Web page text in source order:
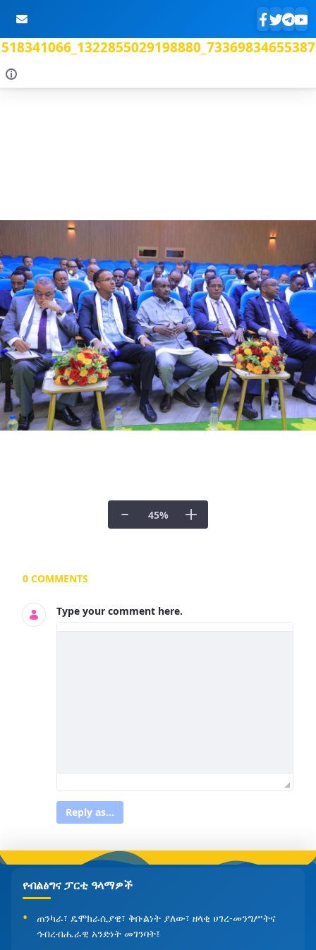
45%
Documents and Media
0 COMMENTS
Type your comment here.
Reply as...
የብልፅግና ፓርቲ ዓላማዎች
ጠንካራ፣ ዴሞክራሲያዊ፣ ቅቡልነት ያለው፣ ዘላቂ ሀገረ-መንግሥትና
ኅብረብሔራዊ አንድነት መገንባት፤